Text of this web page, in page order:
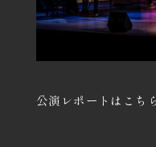
公演レポートはこち